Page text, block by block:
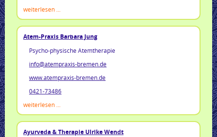
weiterlesen ...
Atem-Praxis Barbara Jung
Psycho-physische Atemtherapie
info@atempraxis-bremen.de
www.atempraxis-bremen.de
0421-73486
weiterlesen ...
Ayurveda & Therapie Ulrike Wendt